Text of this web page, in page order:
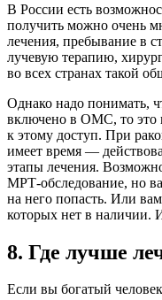
В России есть
получить можно очень
лечения, пребывание в
лучевую терапию,
во всех странах такой
Однако надо понимать,
включено в ОМС, то это
к этому доступ. При
имеет время —
этапы лечения.
МРТ‑обследование, но
на него попасть. Или
которых нет в наличии.
8. Где лучше
Если вы богатый